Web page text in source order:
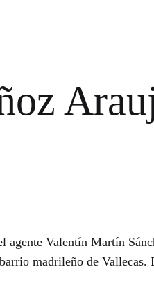
Valentín Martín
madrileño de